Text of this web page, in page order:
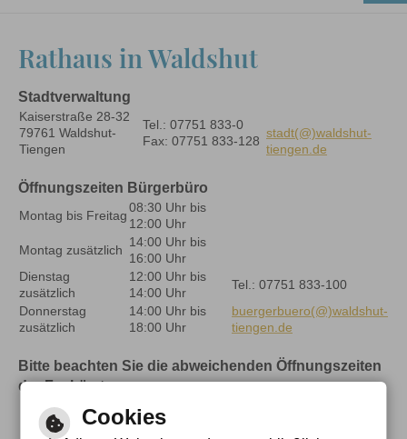
Rathaus in Waldshut
Stadtverwaltung
Kaiserstraße 28-32
79761 Waldshut-
Tiengen
Tel.: 07751 833-0
Fax: 07751 833-128
stadt(@)waldshut-
tiengen.de
Öffnungszeiten Bürgerbüro
Montag bis Freitag
08:30 Uhr bis
12:00 Uhr
Montag zusätzlich
14:00 Uhr bis
16:00 Uhr
Dienstag
zusätzlich
12:00 Uhr bis
14:00 Uhr
Tel.: 07751 833-100
Donnerstag
zusätzlich
14:00 Uhr bis
18:00 Uhr
buergerbuero(@)waldshut-
tiengen.de
Bitte beachten Sie die abweichenden Öffnungszeiten
der Fachämter
Cookies